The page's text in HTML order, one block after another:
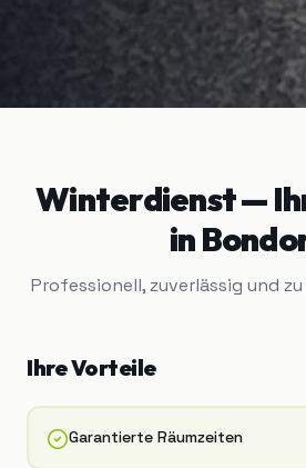
Winterdienst—
in
Professionell, zuverlässig und
Ihre Vorteile
Garantierte Räumzeiten